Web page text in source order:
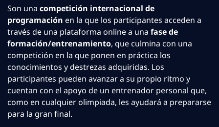
Son una competición internacional de
programación en la que los participantes acceden a
través de una plataforma online a una fase de
formación/entrenamiento, que culmina con una
competición en la que ponen en práctica los
conocimientos y destrezas adquiridas. Los
participantes pueden avanzar a su propio ritmo y
cuentan con el apoyo de un entrenador personal que,
como en cualquier olimpiada, les ayudará a prepararse
para la gran final.